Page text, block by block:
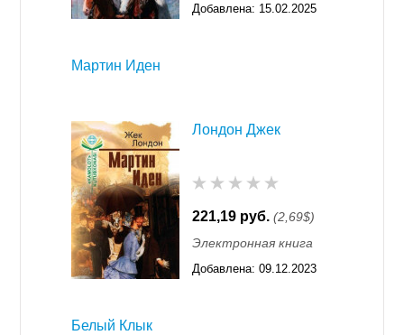
Добавлена: 15.02.2025
Мартин Иден
Лондон Джек
221,19 руб. (2,69$)
Электронная книга
Добавлена: 09.12.2023
Белый Клык